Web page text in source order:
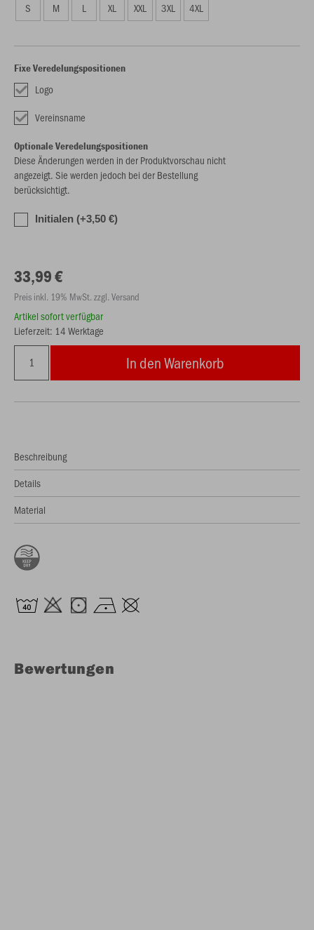
S M L XL XXL 3XL 4XL
Fixe Veredelungspositionen
Logo
Vereinsname
Optionale Veredelungspositionen
Diese Änderungen werden in der Produktvorschau nicht
angezeigt. Sie werden jedoch bei der Bestellung
berücksichtigt.
Initialen (+3,50 €)
33,99 €
Preis inkl. 19% MwSt. zzgl. Versand
Artikel sofort verfügbar
Lieferzeit: 14 Werktage
In den Warenkorb
Beschreibung
Details
Material
Bewertungen